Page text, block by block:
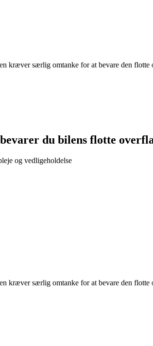
kræver særlig omtanke for at bevare den
du bilens flotte
og vedligeholdelse
kræver særlig omtanke for at bevare den